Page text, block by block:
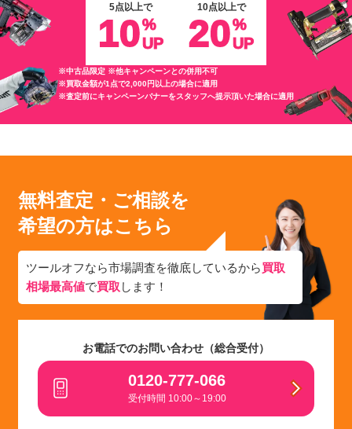
5点以上で
10%
UP
10点以上で
20%
UP
※中古品限定 ※他キャンペーンとの併用不可
※買取金額が1点で2,000円以上の場合に適用
※査定前にキャンペーンバナーをスタッフへ提示頂いた場合に適用
無料査定・ご相談を
希望の方はこちら
ツールオフなら市場調査を徹底しているから買取
相場最高値で買取 します！
お電話でのお問い合わせ（総合受付）
0120-777-066
受付時間 10:00～19:00